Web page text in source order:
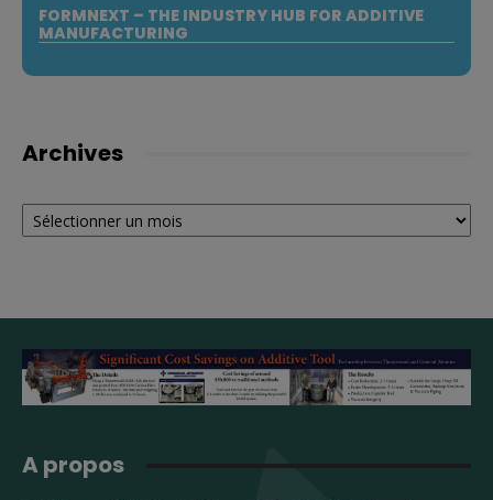
FORMNEXT – THE INDUSTRY HUB FOR ADDITIVE
MANUFACTURING
Archives
Archives
A propos